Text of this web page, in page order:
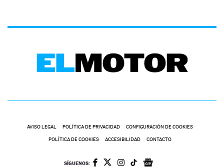
AVISO LEGAL POLÍTICA DE PRIVACIDAD CONFIGURACIÓN DE COOKIES
POLÍTICA DE COOKIES ACCESIBILIDAD CONTACTO
SÍGUENOS: